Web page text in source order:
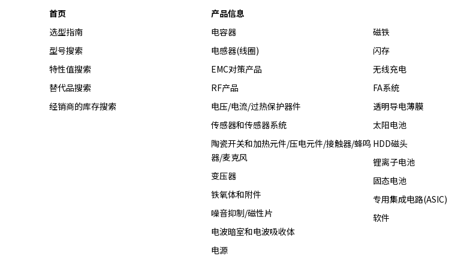
首页
选型指南
型号搜索
特性值搜索
替代品搜索
经销商的库存搜索
产品信息
电容器
电感器(线圈)
EMC对策产品
RF产品
电压/电流/过热保护器件
传感器和传感器系统
陶瓷开关和加热元件/压电元件/接触器/蜂鸣
器/麦克风
变压器
铁氧体和附件
噪音抑制/磁性片
电波暗室和电波吸收体
电源
磁铁
闪存
无线充电
FA系统
透明导电薄膜
太阳电池
HDD磁头
锂离子电池
固态电池
专用集成电路(ASIC)
软件